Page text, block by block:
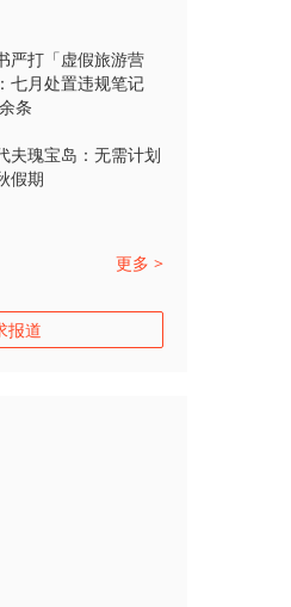
严打「虚假旅游营
七月处置违规笔记
条
夫瑰宝岛：无需计划
假期
更多 >
报道